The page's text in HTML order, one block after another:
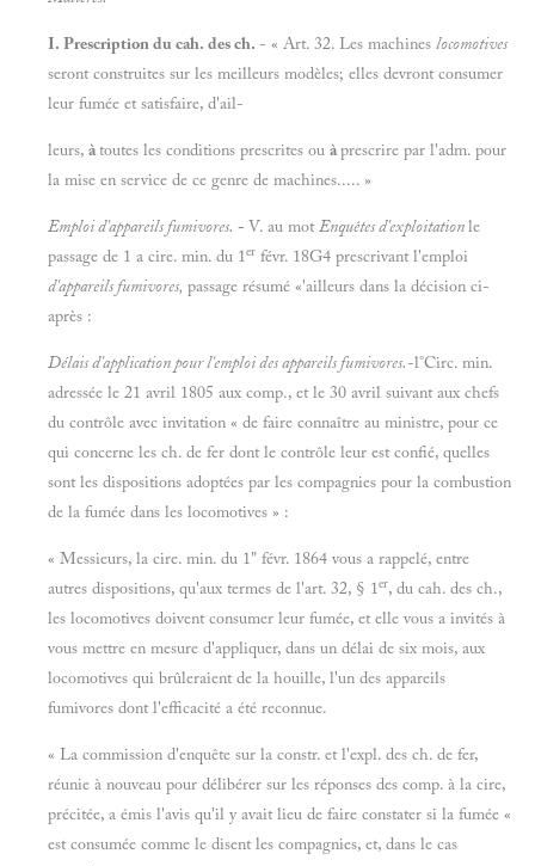
I. Prescription du cah. des ch. - « Art. 32. Les machines locomotives
seront construites sur les meilleurs modèles; elles devront consumer
leur fumée et satisfaire, d'ail-
leurs, àtoutes les conditions prescrites ou àprescrire par l'adm. pour
la mise en service de ce genre de machines..... »
Emploi d'appareils fumivores. - V. au motEnquêtes d'exploitationle
passage de 1 a cire. min. du 1er févr. 18G4 prescrivant l'emploi
d'appareils fumivores, passage résumé «'ailleurs dans la décision ci-
après :
Délais d'application pour l'emploi des appareils fumivores.-l°Circ. min.
adressée le 21 avril 1805 aux comp., et le 30 avril suivant aux chefs
du contrôle avec invitation « de faire connaître au ministre, pour ce
qui concerne les ch. de fer dont le contrôle leur est confié, quelles
sont les dispositions adoptées par les compagnies pour la combustion
de la fumée dans les locomotives » :
« Messieurs, la cire. min. du 1" févr. 1864 vous a rappelé, entre
autres dispositions, qu'aux termes de l'art. 32, § 1er, du cah. des ch.,
les locomotives doivent consumer leur fumée, et elle vous a invités à
vous mettre en mesure d'appliquer, dans un délai de six mois, aux
locomotives qui brûleraient de la houille, l'un des appareils
fumivores dont l'efficacité a été reconnue.
« La commission d'enquête sur la constr. et l'expl. des ch. de fer,
réunie à nouveau pour délibérer sur les réponses des comp. à la cire,
précitée, a émis l'avis qu'il y avait lieu de faire constater si la fumée «
est consumée comme le disent les compagnies, et, dans le cas